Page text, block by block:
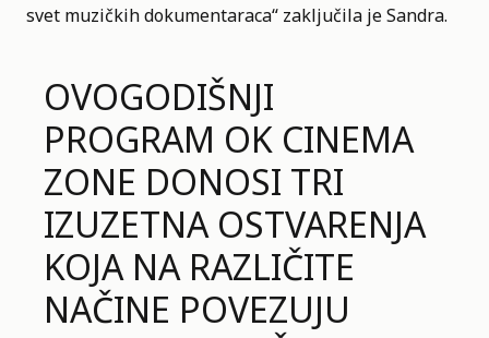
svet muzičkih dokumentaraca“ zaključila je Sandra.
OVOGODIŠNJI
PROGRAM OK CINEMA
ZONE DONOSI TRI
IZUZETNA OSTVARENJA
KOJA NA RAZLIČITE
NAČINE POVEZUJU